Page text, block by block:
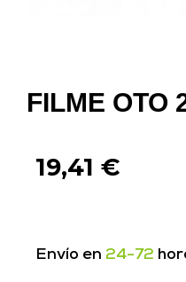
FILME OTO
19,41 €
Envío en 24-72